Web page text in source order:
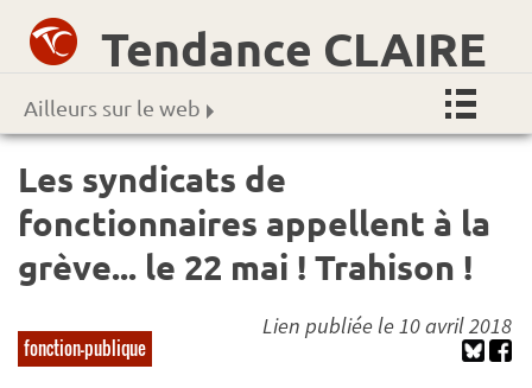
Tendance CLAIRE
Ailleurs sur le web
Les syndicats de
fonctionnaires appellent à la
grève... le 22 mai ! Trahison !
fonction-publique
Lien publiée le 10 avril 2018